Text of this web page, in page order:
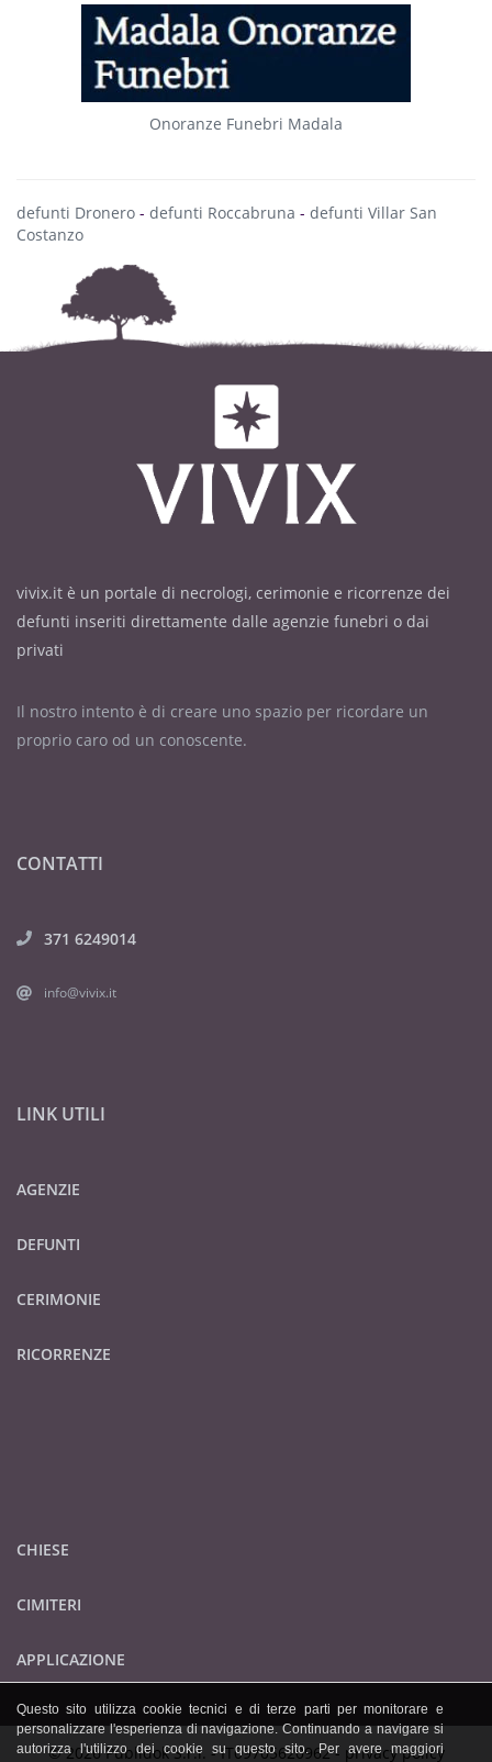
Onoranze Funebri Madala
defunti Dronero - defunti Roccabruna - defunti Villar San
Costanzo
vivix.it è un portale di necrologi, cerimonie e ricorrenze dei
defunti inseriti direttamente dalle agenzie funebri o dai
privati
Il nostro intento è di creare uno spazio per ricordare un
proprio caro od un conoscente.
CONTATTI
371 6249014
info@vivix.it
LINK UTILI
AGENZIE
DEFUNTI
CERIMONIE
RICORRENZE
CHIESE
CIMITERI
APPLICAZIONE
© 2026 Publidok S.r.l. - IT09705620962 - privacy policy
Questo sito utilizza cookie tecnici e di terze parti per monitorare e
personalizzare l'esperienza di navigazione. Continuando a navigare si
autorizza l'utilizzo dei cookie su questo sito. Per avere maggiori